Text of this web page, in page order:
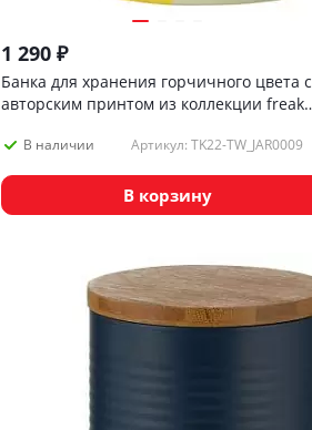
1 290₽
Банка для хранения горчичного цвета с
авторским принтом из коллекции freak
В наличии Артикул: TK22-TW_JAR0009
В корзину